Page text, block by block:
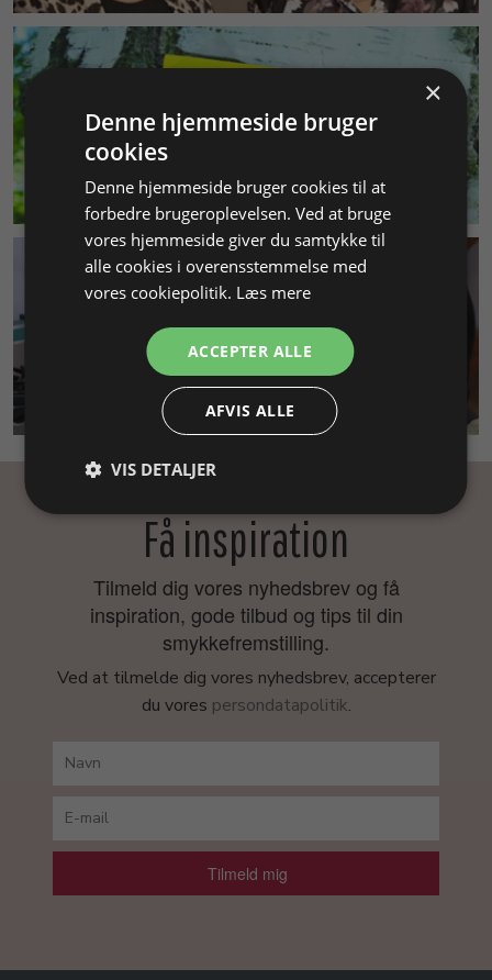
MILJØ & BÆREDYGTIGHED
Få inspiration
Tilmeld dig vores nyhedsbrev og få
inspiration, gode tilbud og tips til din
smykkefremstilling.
Ved at tilmelde dig vores nyhedsbrev, accepterer
du vores persondatapolitik.
Tilmeld mig
×
Denne hjemmeside bruger
cookies
Denne hjemmeside bruger cookies til at
forbedre brugeroplevelsen. Ved at bruge
vores hjemmeside giver du samtykke til
alle cookies i overensstemmelse med
vores cookiepolitik. Læs mere
ACCEPTER ALLE
AFVIS ALLE
VIS DETALJER